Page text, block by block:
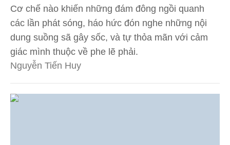
Cơ chế nào khiến những đám đông ngồi quanh
các lần phát sóng, háo hức đón nghe những nội
dung suồng sã gây sốc, và tự thỏa mãn với cảm
giác mình thuộc về phe lẽ phải.
Nguyễn Tiến Huy